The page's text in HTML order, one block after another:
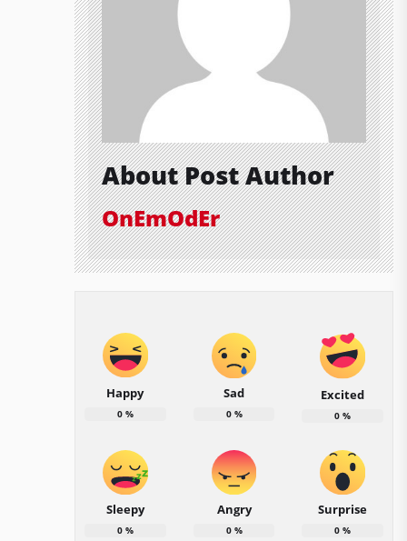
About Post Author
OnEmOdEr
Happy
0%
Sad
0%
Excited
0 %
Sleepy
0%
Angry
0%
Surprise
0 %